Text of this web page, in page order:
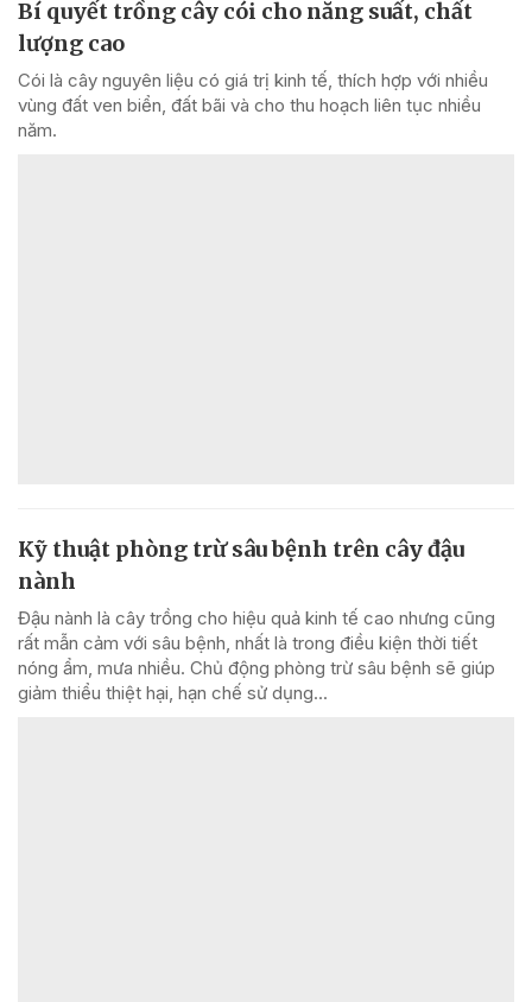
Bí quyết trồng cây cói cho năng suất, chất
lượng cao
Cói là cây nguyên liệu có giá trị kinh tế, thích hợp với nhiều
vùng đất ven biển, đất bãi và cho thu hoạch liên tục nhiều
năm.
Kỹ thuật phòng trừ sâu bệnh trên cây đậu
nành
Đậu nành là cây trồng cho hiệu quả kinh tế cao nhưng cũng
rất mẫn cảm với sâu bệnh, nhất là trong điều kiện thời tiết
nóng ẩm, mưa nhiều. Chủ động phòng trừ sâu bệnh sẽ giúp
giảm thiểu thiệt hại, hạn chế sử dụng...